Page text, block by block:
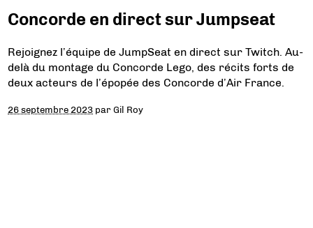
Concorde en direct sur Jumpseat
Rejoignez l’équipe de JumpSeat en direct sur Twitch. Au-
delà du montage du Concorde Lego, des récits forts de
deux acteurs de l’épopée des Concorde d’Air France.
26 septembre 2023 parGil Roy